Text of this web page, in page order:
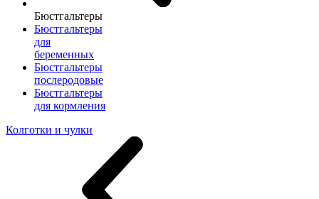
Бюстгальтеры
Бюстгальтеры
для
беременных
Бюстгальтеры
послеродовые
Бюстгальтеры
для кормления
Колготки и чулки